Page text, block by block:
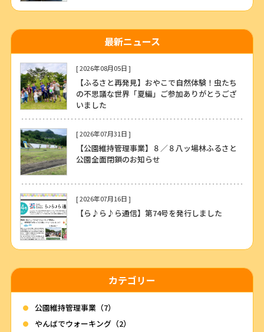
最新ニュース
[ 2026年08月05日 ]
【ふるさと再発見】おやこで自然体験！虫たち
の不思議な世界「夏編」ご参加ありがとうござ
いました
[ 2026年07月31日 ]
【公園維持管理事業】８／８八ッ場林ふるさと
公園全面閉鎖のお知らせ
[ 2026年07月16日 ]
【ら♪ら♪ら通信】第74号を発行しました
カテゴリー
公園維持管理事業（7）
やんばでウォーキング（2）